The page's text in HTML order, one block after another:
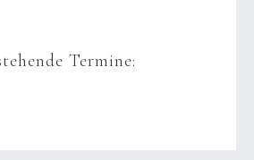
Termine: